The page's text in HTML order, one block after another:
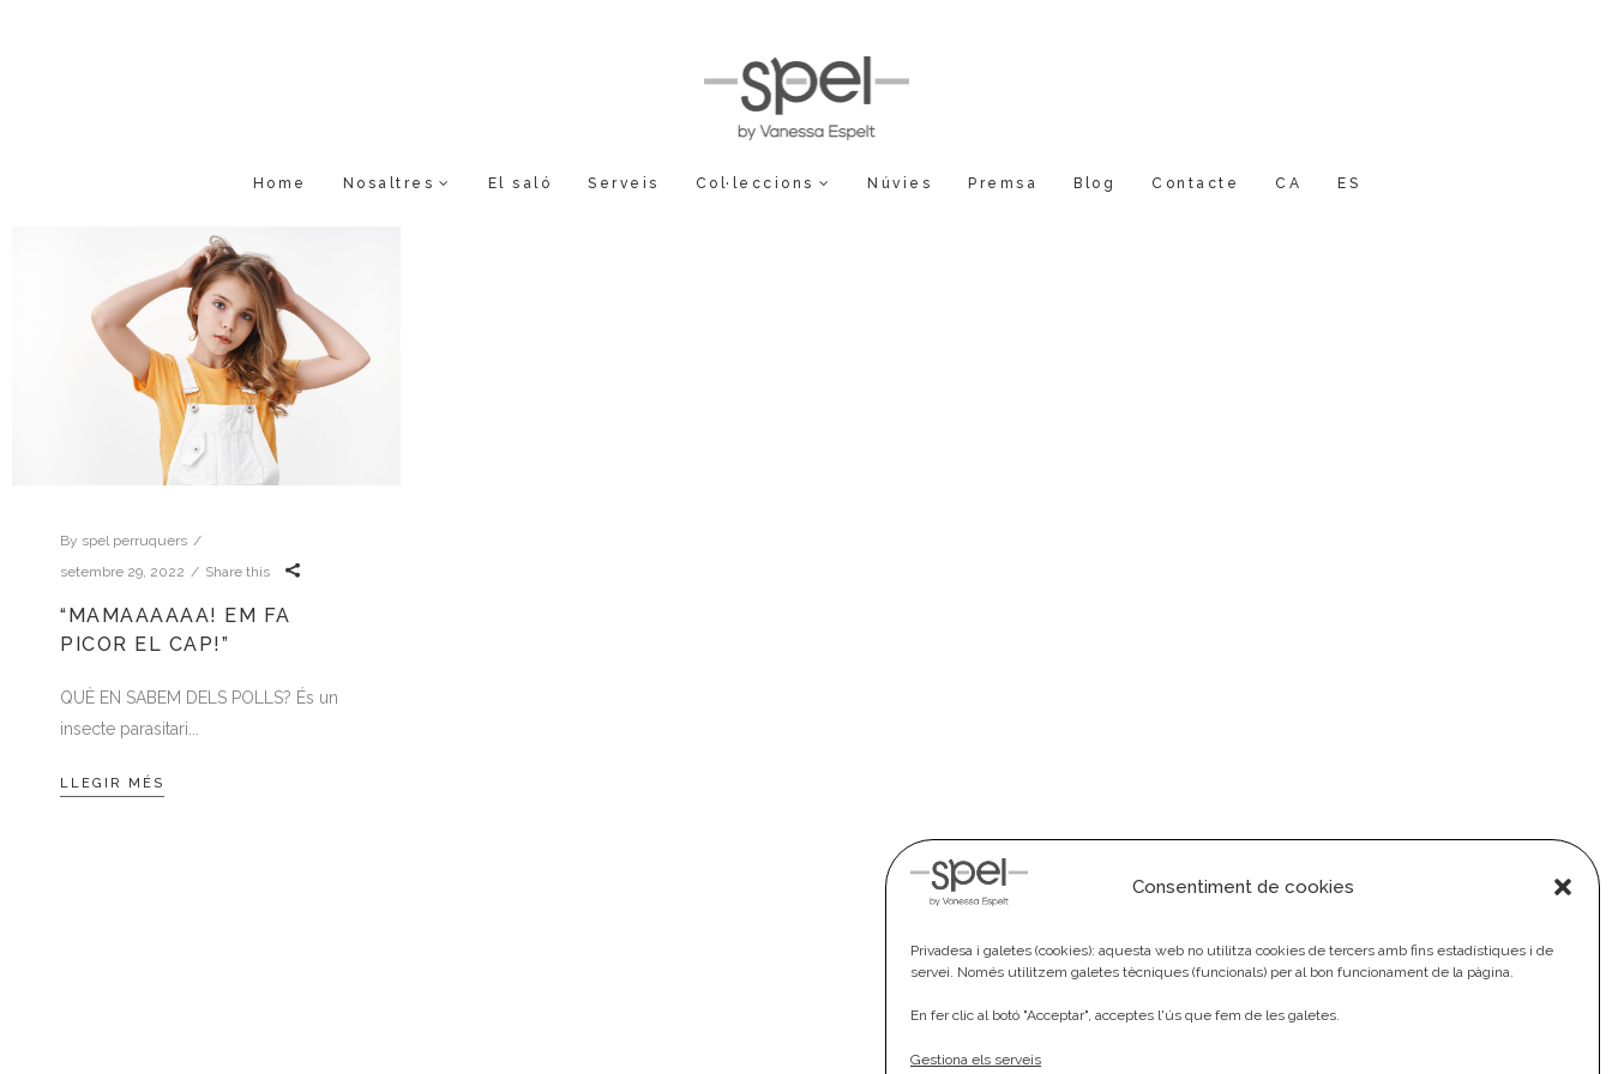
Consentiment de cookies
Privadesa i galetes (cookies): aquesta web no utilitza cookies de tercers amb fins estadístiques i de
servei. Només utilitzem galetes tècniques (funcionals) per al bon funcionament de la pàgina.
En fer clic al botó "Acceptar", acceptes l'ús que fem de les galetes.
Gestiona els serveis
Home Nosaltres El saló Serveis Col·leccions Núvies Premsa Blog Contacte CA ES
By spel perruquers
setembre 29, 2022
Share this
“MAMAAAAAA! EM FA
PICOR EL CAP!”
QUÈ EN SABEM DELS POLLS? És un
insecte parasitari
LLEGIR MÉS